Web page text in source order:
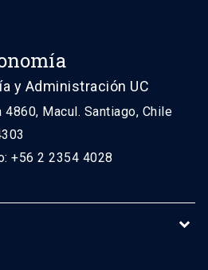
y Administración UC
4860, Macul. Santiago, Chile
+56 2 2354 4028